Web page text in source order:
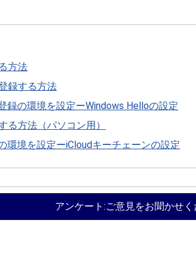
方法
録する方法
録の環境を設定ーWindows Helloの設定
る方法（パソコン用）
環境を設定ーiCloudキーチェーンの設定
アンケート:ご意見をお聞かせく